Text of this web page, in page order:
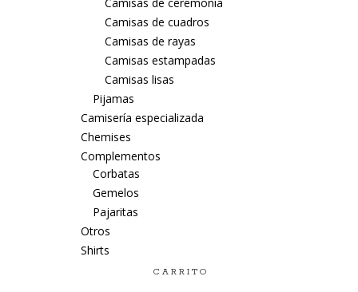
Camisas de cuadros
Camisas de rayas
Camisas estampadas
Camisas lisas
Pijamas
Camisería especializada
Chemises
Complementos
Corbatas
Gemelos
Pajaritas
Otros
Shirts
CARRITO